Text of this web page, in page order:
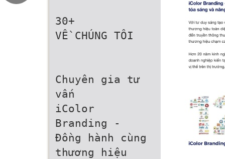
30+
VỀ CHÚNG TÔI
Chuyên gia tư
vấn
iColor
Branding -
Đồng hành cùng
thương hiệu